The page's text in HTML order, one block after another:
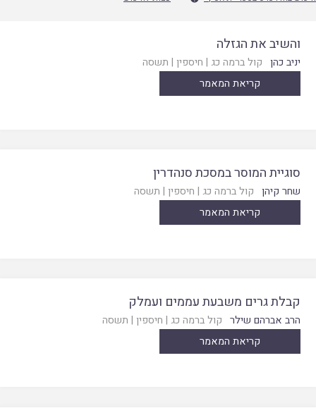
והשיב את הגזלה
יניב כהן קול ברמה כג | חיספין | תשסה
קריאת המאמר
סוגיית המוסר במסכת סנהדרין
שחר קיהן קול ברמה כג | חיספין | תשסה
קריאת המאמר
קבלת גרים משבעת עממים ועמלק
הרב אברהם שילר קול ברמה כג | חיספין | תשסה
קריאת המאמר